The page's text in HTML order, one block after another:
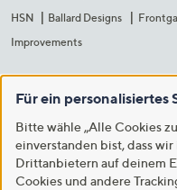
HSN
Ballard Designs
Improvements
Für ein
Bitte wähle „Alle Cookies
einverstanden bist, dass
Drittanbietern auf deinem
Cookies und andere